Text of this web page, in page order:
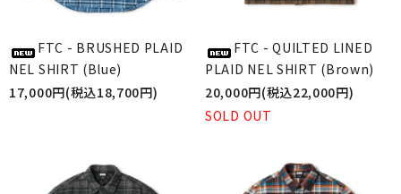
FTC - BRUSHED PLAID
NEL SHIRT (Blue)
17,000円(税込18,700円)
FTC - QUILTED LINED
PLAID NEL SHIRT (Brown)
20,000円(税込22,000円)
SOLD OUT